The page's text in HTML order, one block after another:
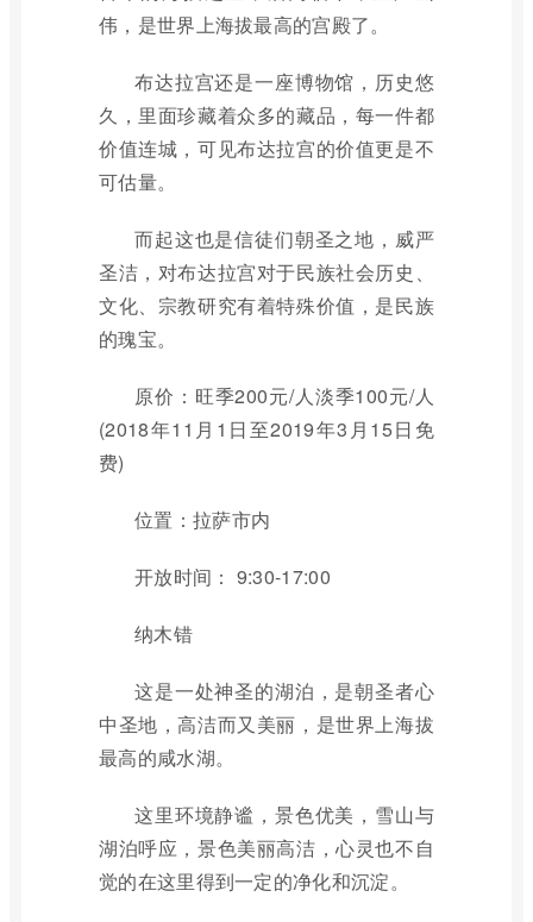
伟，是世界上海拔最高的宫殿了。
布达拉宫还是一座博物馆，历史悠
久，里面珍藏着众多的藏品，每一件都
价值连城，可见布达拉宫的价值更是不
可估量。
而起这也是信徒们朝圣之地，威严
圣洁，对布达拉宫对于民族社会历史、
文化、宗教研究有着特殊价值，是民族
的瑰宝。
原价：旺季200元/人淡季100元/人
(2018年11月1日至2019年3月15日免
费)
位置：拉萨市内
开放时间： 9:30-17:00
纳木错
这是一处神圣的湖泊，是朝圣者心
中圣地，高洁而又美丽，是世界上海拔
最高的咸水湖。
这里环境静谧，景色优美，雪山与
湖泊呼应，景色美丽高洁，心灵也不自
觉的在这里得到一定的净化和沉淀。